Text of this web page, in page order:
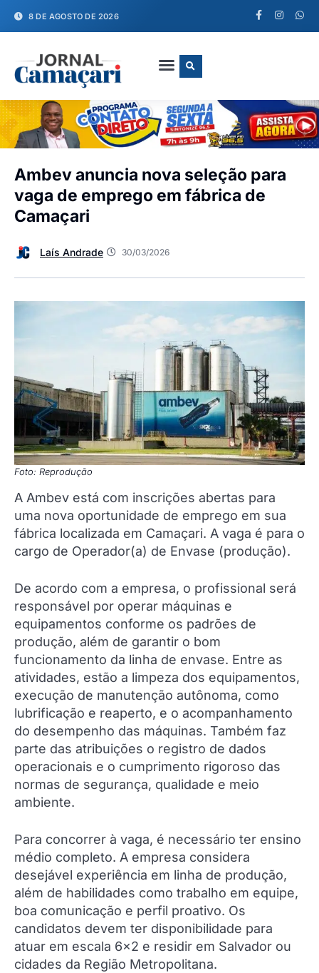
8 DE AGOSTO DE 2026
Ambev anuncia nova seleção para
vaga de emprego em fábrica de
Camaçari
Laís Andrade 30/03/2026
Foto: Reprodução
A Ambev está com inscrições abertas para
uma nova oportunidade de emprego em sua
fábrica localizada em Camaçari. A vaga é para o
cargo de Operador(a) de Envase (produção).
De acordo com a empresa, o profissional será
responsável por operar máquinas e
equipamentos conforme os padrões de
produção, além de garantir o bom
funcionamento da linha de envase. Entre as
atividades, estão a limpeza dos equipamentos,
execução de manutenção autônoma, como
lubrificação e reaperto, e o acompanhamento
do desempenho das máquinas. Também faz
parte das atribuições o registro de dados
operacionais e o cumprimento rigoroso das
normas de segurança, qualidade e meio
ambiente.
Para concorrer à vaga, é necessário ter ensino
médio completo. A empresa considera
desejável experiência em linha de produção,
além de habilidades como trabalho em equipe,
boa comunicação e perfil proativo. Os
candidatos devem ter disponibilidade para
atuar em escala 6×2 e residir em Salvador ou
cidades da Região Metropolitana.